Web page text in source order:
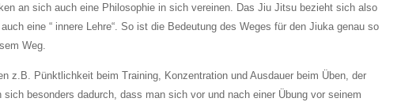
an sich auch eine Philosophie in sich vereinen. Das Jiu Jitsu bezieht sich also
eine “ innere Lehre“. So ist die Bedeutung des Weges für den Jiuka genau so
Weg.
z.B. Pünktlichkeit beim Training, Konzentration und Ausdauer beim Üben, der
besonders dadurch, dass man sich vor und nach einer Übung vor seinem